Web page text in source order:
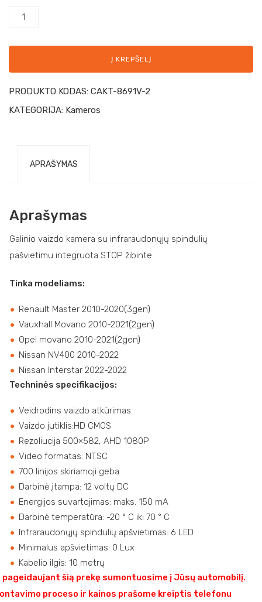
Į KREPŠELĮ
PRODUKTO KODAS: CAKT-8691V-2
KATEGORIJA: Kameros
APRAŠYMAS
Aprašymas
Galinio vaizdo kamera su infraraudonųjų spindulių
pašvietimu integruota STOP žibinte.
Tinka modeliams:
Renault Master 2010-2020(3gen)
Vauxhall Movano 2010-2021(2gen)
Opel movano 2010-2021(2gen)
Nissan NV400 2010-2022
Nissan Interstar 2022-2022
Techninės specifikacijos:
Veidrodins vaizdo atkūrimas
Vaizdo jutiklis:HD CMOS
Rezoliucija 500×582, AHD 1080P
Video formatas: NTSC
700 linijos skiriamoji geba
Darbinė įtampa: 12 voltų DC
Energijos suvartojimas: maks. 150 mA
Darbinė temperatūra: -20 ° C iki 70 ° C
Infraraudonųjų spindulių apšvietimas: 6 LED
Minimalus apšvietimas: 0 Lux
Kabelio ilgis: 10 metrų
pageidaujant šią prekę sumontuosime į Jūsų automobilį.
proceso ir kainos prašome kreiptis telefonu